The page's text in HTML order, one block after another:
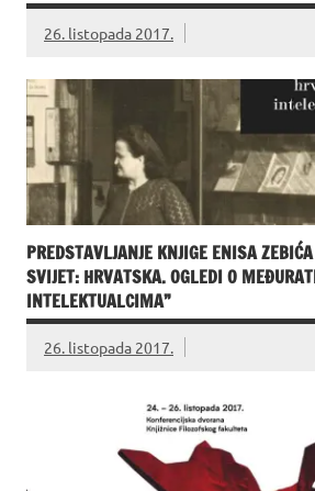
26. listopada 2017.
PREDSTAVLJANJE KNJIGE ENISA
SVIJET: HRVATSKA. OGLEDI O
INTELEKTUALCIMA”
26. listopada 2017.